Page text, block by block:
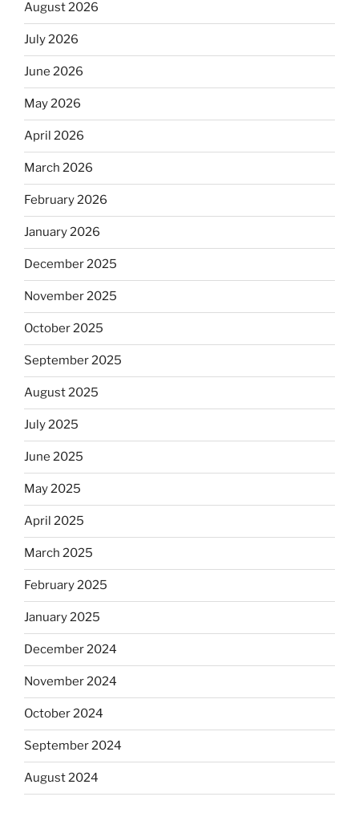
August 2026
July 2026
June 2026
May 2026
April 2026
March 2026
February 2026
January 2026
December 2025
November 2025
October 2025
September 2025
August 2025
July 2025
June 2025
May 2025
April 2025
March 2025
February 2025
January 2025
December 2024
November 2024
October 2024
September 2024
August 2024